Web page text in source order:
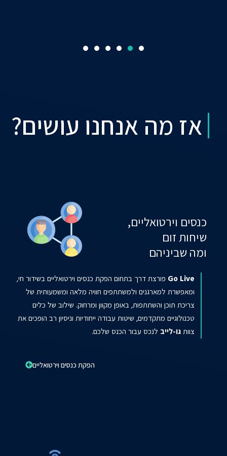
אז מה אנחנו עושים?
כנסים וירטואליים,
שיחות זום
ומה שביניהם
Go Live פורצת דרך בתחום הפקת כנסים וירטואליים בשידור חי,
ומאפשרת למארגנים ולמשתתפים חוויה מלאה ומשמעותית של
צריכת תוכן והשתתפות, באופן מקוון ומרחוק. שילוב של כלים
טכנולוגיים מתקדמים, שיטות עבודה ייחודיות וניסיון רב הופכים את
צוותגו-לייב לנכס עבור הכנס שלכם.
הפקת כנסים וירטואליים